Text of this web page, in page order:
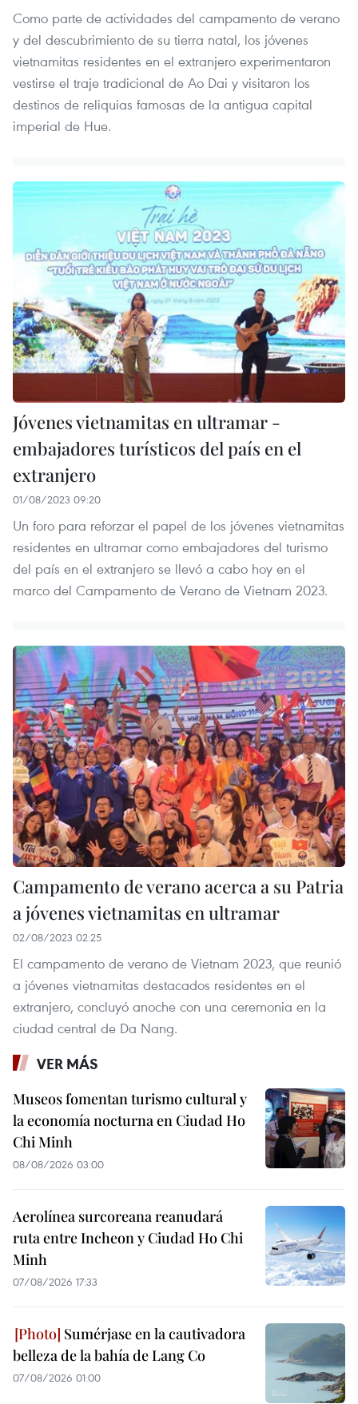
Como parte de actividades del campamento de verano
y del descubrimiento de su tierra natal, los jóvenes
vietnamitas residentes en el extranjero experimentaron
vestirse el traje tradicional de Ao Dai y visitaron los
destinos de reliquias famosas de la antigua capital
imperial de Hue.
Jóvenes vietnamitas en ultramar -
embajadores turísticos del país en el
extranjero
01/08/2023 09:20
Un foro para reforzar el papel de los jóvenes vietnamitas
residentes en ultramar como embajadores del turismo
del país en el extranjero se llevó a cabo hoy en el
marco del Campamento de Verano de Vietnam 2023.
Campamento de verano acerca a su Patria
a jóvenes vietnamitas en ultramar
02/08/2023 02:25
El campamento de verano de Vietnam 2023, que reunió
a jóvenes vietnamitas destacados residentes en el
extranjero, concluyó anoche con una ceremonia en la
ciudad central de Da Nang.
VER MÁS
Museos fomentan turismo cultural y
la economía nocturna en Ciudad Ho
Chi Minh
08/08/2026 03:00
Aerolínea surcoreana reanudará
ruta entre Incheon y Ciudad Ho Chi
Minh
07/08/2026 17:33
Sumérjase en la cautivadora
belleza de la bahía de Lang Co
07/08/2026 01:00